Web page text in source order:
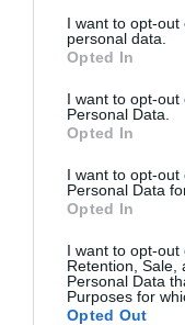
I want to opt-
personal data.
Opted In
I want to opt-out
Personal Data.
Opted In
I want to opt-
Personal Data
Opted In
I want to opt-out
Retention, Sale,
Personal Data
Purposes for
Opted Out
Σχετικά